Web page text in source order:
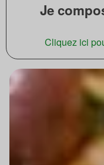
Je
Cliquez ici